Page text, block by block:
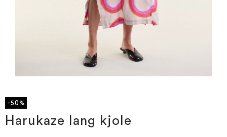
starten
af
billedgalleriet
-50%
Harukaze lang kjole